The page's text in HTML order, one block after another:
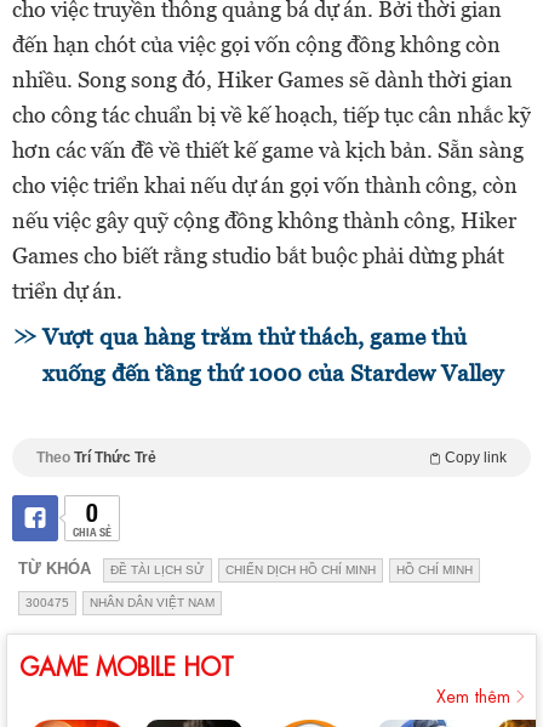
cho việc truyền thông quảng bá dự án. Bởi thời gian
đến hạn chót của việc gọi vốn cộng đồng không còn
nhiều. Song song đó, Hiker Games sẽ dành thời gian
cho công tác chuẩn bị về kế hoạch, tiếp tục cân nhắc kỹ
hơn các vấn đề về thiết kế game và kịch bản. Sẵn sàng
cho việc triển khai nếu dự án gọi vốn thành công, còn
nếu việc gây quỹ cộng đồng không thành công, Hiker
Games cho biết rằng studio bắt buộc phải dừng phát
triển dự án.
Vượt qua hàng trăm thử thách, game thủ
xuống đến tầng thứ 1000 của Stardew Valley
Theo Trí Thức Trẻ Copy link
0
CHIA SẺ
TỪ KHÓA ĐỀ TÀI LỊCH SỬ CHIẾN DỊCH HỒ CHÍ MINH HỒ CHÍ MINH
300475 NHÂN DÂN VIỆT NAM
GAME MOBILE HOT
Xem thêm